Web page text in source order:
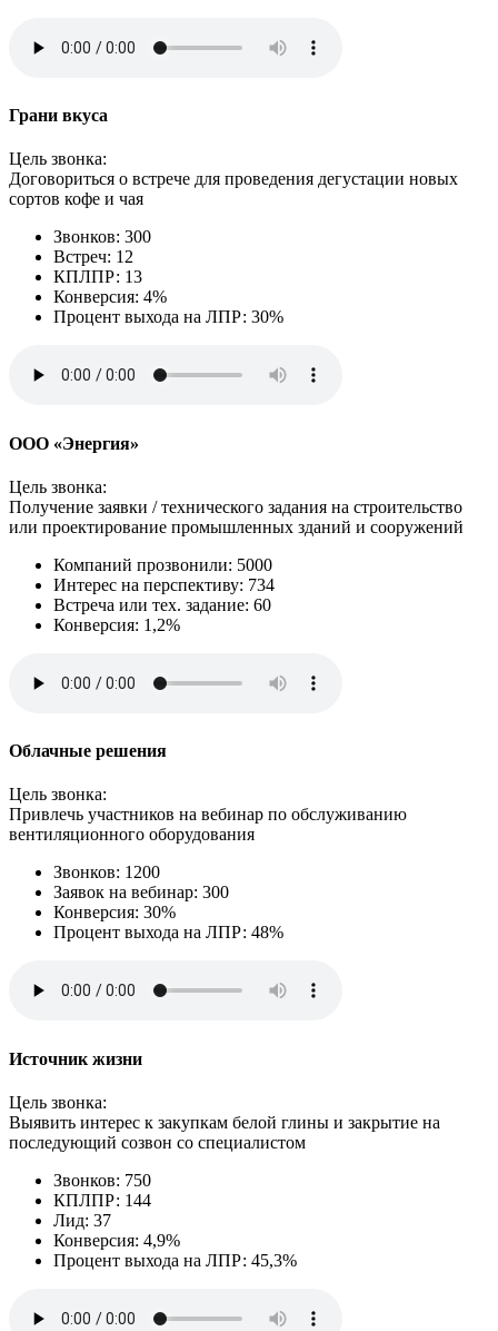
Грани вкуса
Цель звонка:
Договориться о встрече для проведения дегустации новых
сортов кофе и чая
Звонков: 300
Встреч: 12
КПЛПР: 13
Конверсия: 4%
Процент выхода на ЛПР: 30%
ООО «Энергия»
Цель звонка:
Получение заявки / технического задания на строительство
или проектирование промышленных зданий и сооружений
Компаний прозвонили: 5000
Интерес на перспективу: 734
Встреча или тех. задание: 60
Конверсия: 1,2%
Облачные решения
Цель звонка:
Привлечь участников на вебинар по обслуживанию
вентиляционного оборудования
Звонков: 1200
Заявок на вебинар: 300
Конверсия: 30%
Процент выхода на ЛПР: 48%
Источник жизни
Цель звонка:
Выявить интерес к закупкам белой глины и закрытие на
последующий созвон со специалистом
Звонков: 750
КПЛПР: 144
Лид: 37
Конверсия: 4,9%
Процент выхода на ЛПР: 45,3%